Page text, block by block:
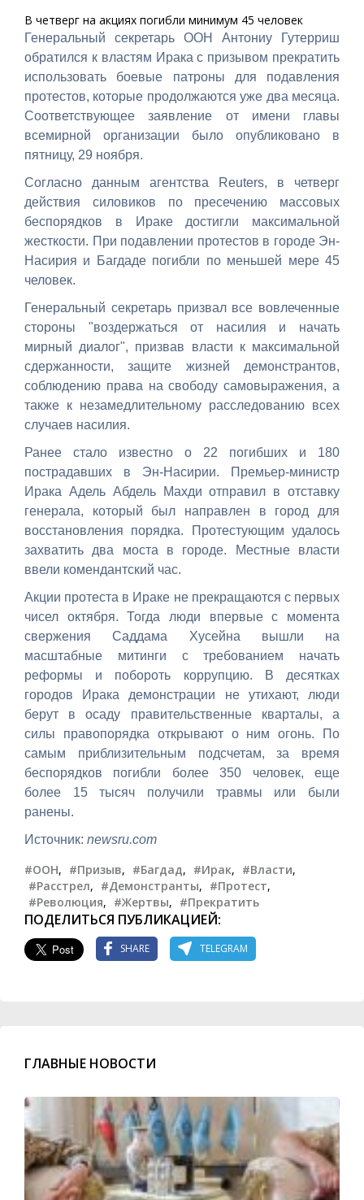
В четверг на акциях погибли минимум 45 человек
Генеральный секретарь ООН Антониу Гутерриш
обратился к властям Ирака с призывом прекратить
использовать боевые патроны для подавления
протестов, которые продолжаются уже два месяца.
Соответствующее заявление от имени главы
всемирной организации было опубликовано в
пятницу, 29 ноября.
Согласно данным агентства Reuters, в четверг
действия силовиков по пресечению массовых
беспорядков в Ираке достигли максимальной
жесткости. При подавлении протестов в городе Эн-
Насирия и Багдаде погибли по меньшей мере 45
человек.
Генеральный секретарь призвал все вовлеченные
стороны "воздержаться от насилия и начать
мирный диалог", призвав власти к максимальной
сдержанности, защите жизней демонстрантов,
соблюдению права на свободу самовыражения, а
также к незамедлительному расследованию всех
случаев насилия.
Ранее стало известно о 22 погибших и 180
пострадавших в Эн-Насирии. Премьер-министр
Ирака Адель Абдель Махди отправил в отставку
генерала, который был направлен в город для
восстановления порядка. Протестующим удалось
захватить два моста в городе. Местные власти
ввели комендантский час.
Акции протеста в Ираке не прекращаются с первых
чисел октября. Тогда люди впервые с момента
свержения Саддама Хусейна вышли на
масштабные митинги с требованием начать
реформы и побороть коррупцию. В десятках
городов Ирака демонстрации не утихают, люди
берут в осаду правительственные кварталы, а
силы правопорядка открывают о ним огонь. По
самым приблизительным подсчетам, за время
беспорядков погибли более 350 человек, еще
более 15 тысяч получили травмы или были
ранены.
Источник: newsru.com
#ООН, #Призыв, #Багдад, #Ирак, #Власти,
#Расстрел, #Демонстранты, #Протест,
#Революция, #Жертвы, #Прекратить
ПОДЕЛИТЬСЯ ПУБЛИКАЦИЕЙ:
SHARE TELEGRAM
ГЛАВНЫЕ НОВОСТИ